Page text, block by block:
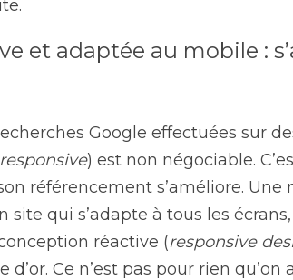
et adaptée au mobile :
Google effectuées sur
responsive) est non négociable.
référencement s’améliore.
site qui s’adapte à tous les
réactive (responsive
d’or. Ce n’est pas pour rien